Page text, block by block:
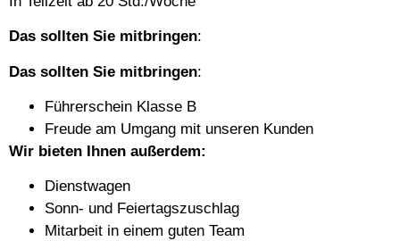
Das sollten Sie mitbringen:
Das sollten Sie mitbringen:
Führerschein Klasse B
Freude am Umgang mit unseren Kunden
Wir bieten Ihnen außerdem:
Dienstwagen
Sonn- und Feiertagszuschlag
Mitarbeit in einem guten Team